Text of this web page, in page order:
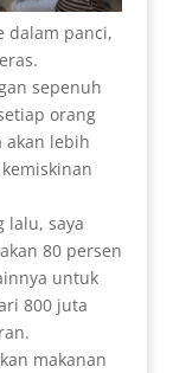
dalam panci,
sepenuh
orang
akan lebih
lalu, saya
80 persen
untuk
800 juta
makanan